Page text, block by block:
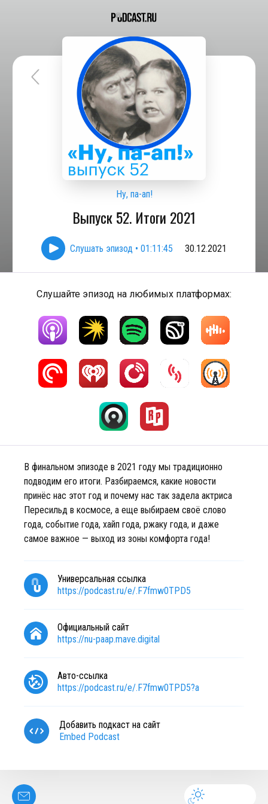
Ну, па-ап!
Выпуск 52. Итоги 2021
Слушать эпизод • 01:11:45 30.12.2021
Слушайте эпизод на любимых платформах:
В финальном эпизоде в 2021 году мы традиционно
подводим его итоги. Разбираемся, какие новости
принёс нас этот год и почему нас так задела актриса
Пересильд в космосе, а еще выбираем своё слово
года, событие года, хайп года, ржаку года, и даже
самое важное — выход из зоны комфорта года!
Универсальная ссылка
https://podcast.ru/e/.F7fmw0TPD5
Официальный сайт
https://nu-paap.mave.digital
Авто-ссылка
https://podcast.ru/e/.F7fmw0TPD5?a
Добавить подкаст на сайт
Embed Podcast